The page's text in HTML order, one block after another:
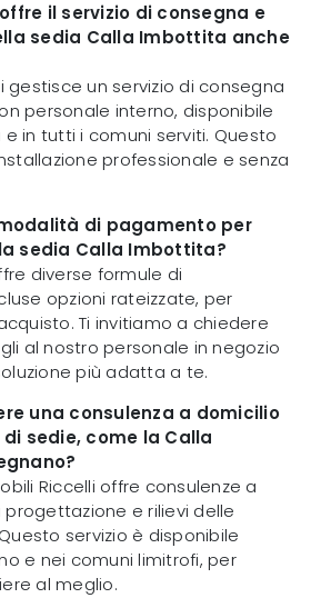
il servizio di consegna e
sedia Calla Imbottita anche
gestisce un servizio di consegna
personale interno, disponibile
e in tutti i comuni serviti. Questo
professionale e senza
di pagamento per
sedia Calla Imbottita?
diverse formule di
opzioni rateizzate, per
Ti invitiamo a chiedere
al nostro personale in negozio
più adatta a te.
una consulenza a domicilio
sedie, come la Calla
Riccelli offre consulenze a
e rilievi delle
servizio è disponibile
e nei comuni limitrofi, per
al meglio.